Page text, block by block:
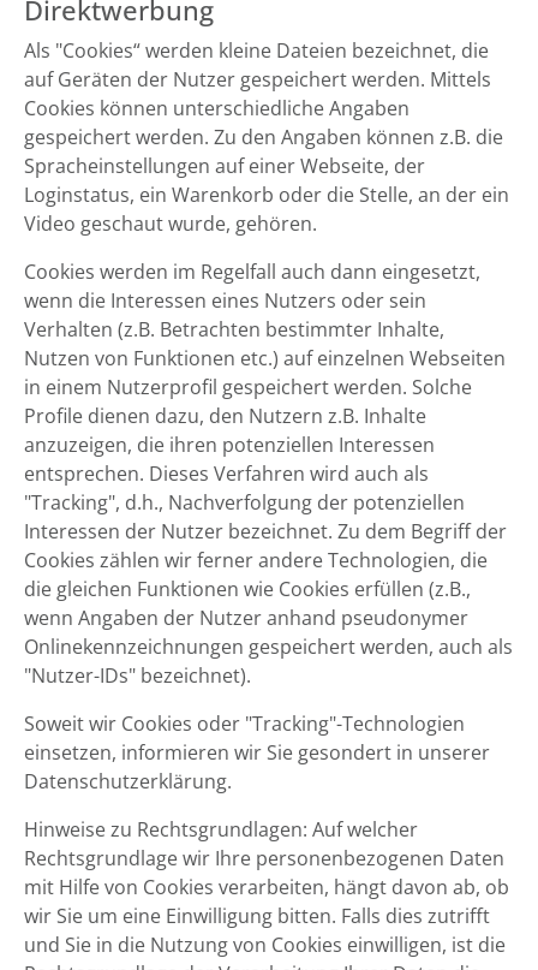
Direktwerbung
Als "Cookies“ werden kleine Dateien bezeichnet, die
auf Geräten der Nutzer gespeichert werden. Mittels
Cookies können unterschiedliche Angaben
gespeichert werden. Zu den Angaben können z.B. die
Spracheinstellungen auf einer Webseite, der
Loginstatus, ein Warenkorb oder die Stelle, an der ein
Video geschaut wurde, gehören.
Cookies werden im Regelfall auch dann eingesetzt,
wenn die Interessen eines Nutzers oder sein
Verhalten (z.B. Betrachten bestimmter Inhalte,
Nutzen von Funktionen etc.) auf einzelnen Webseiten
in einem Nutzerprofil gespeichert werden. Solche
Profile dienen dazu, den Nutzern z.B. Inhalte
anzuzeigen, die ihren potenziellen Interessen
entsprechen. Dieses Verfahren wird auch als
"Tracking", d.h., Nachverfolgung der potenziellen
Interessen der Nutzer bezeichnet. Zu dem Begriff der
Cookies zählen wir ferner andere Technologien, die
die gleichen Funktionen wie Cookies erfüllen (z.B.,
wenn Angaben der Nutzer anhand pseudonymer
Onlinekennzeichnungen gespeichert werden, auch als
"Nutzer-IDs" bezeichnet).
Soweit wir Cookies oder "Tracking"-Technologien
einsetzen, informieren wir Sie gesondert in unserer
Datenschutzerklärung.
Hinweise zu Rechtsgrundlagen: Auf welcher
Rechtsgrundlage wir Ihre personenbezogenen Daten
mit Hilfe von Cookies verarbeiten, hängt davon ab, ob
wir Sie um eine Einwilligung bitten. Falls dies zutrifft
und Sie in die Nutzung von Cookies einwilligen, ist die